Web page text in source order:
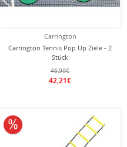
Carrington
Carrington Tennis Pop Up Ziele - 2
Stück
46,90€
42,21€
10% reduziert